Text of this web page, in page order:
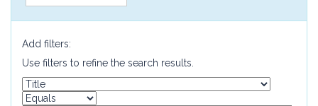
Add filters:
Use filters to refine the search results.